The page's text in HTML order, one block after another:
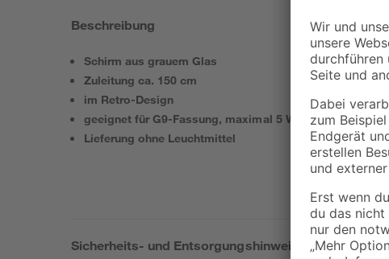
Beschreibung
Schirm aus grauem Glas
Zuleitung ca. 150 cm
im Retro-Design
geeignet für G9-Fassung, maximal 5 W
Lieferung ohne Leuchtmittel
Sicherheits- und Entsorgungshinweise